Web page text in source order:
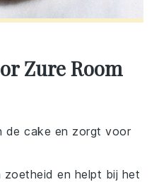
Zure Room
de cake en zorgt voor
en helpt bij het